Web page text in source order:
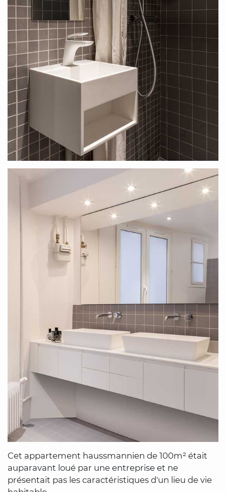
Cet appartement haussmannien de 100m² était
auparavant loué par une entreprise et ne
présentait pas les caractéristiques d'un lieu de vie